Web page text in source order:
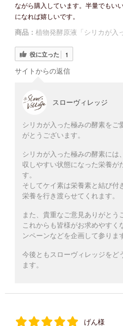
ながら購入しています。半量でもい
になれば嬉しいです。
商品： 植物発酵原液「シリカが入
役に立った 1
サイトからの返信
スローヴィレッジ
シリカが入った極みの酵素をご
がとうございます。
シリカが入った極みの酵素には
収しやすい状態になった栄養が
す。
そしてケイ素は栄養素と結び付
栄養を行き渡らせてくれます。
また、貴重なご意見ありがとう
これからも皆様がお求めやすく
ンペーンなどを企画して参りま
今後ともスローヴィレッジをど
ます。
げん様